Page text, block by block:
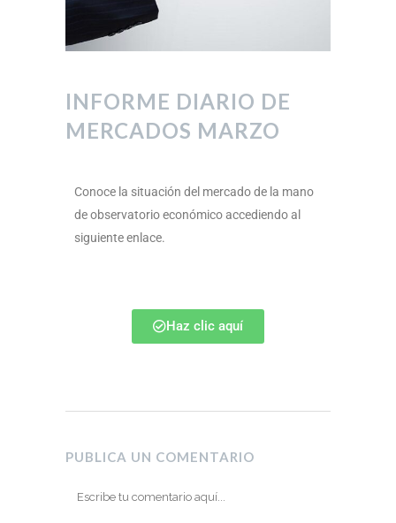
INFORME DIARIO DE
MERCADOS MARZO
Conoce la situación del mercado de la mano
de observatorio económico accediendo al
siguiente enlace.
Haz clic aquí
PUBLICA UN COMENTARIO